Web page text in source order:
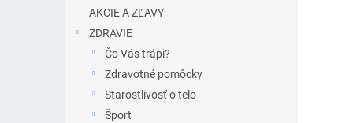
AKCIE A ZĽAVY
ZDRAVIE
Čo Vás trápi?
Zdravotné pomôcky
Starostlivosť o telo
Šport